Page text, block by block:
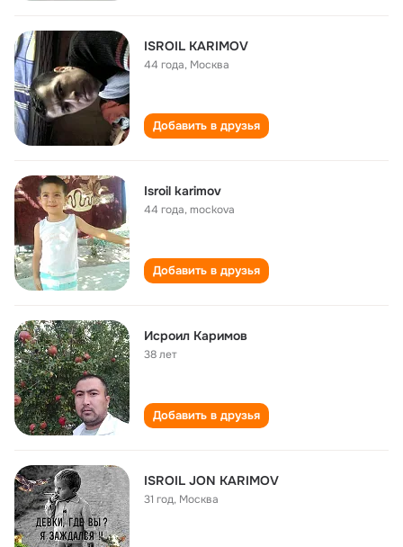
ISROIL KARIMOV
44 года, Москва
Добавить в друзья
Isroil karimov
44 года,mockova
Добавить в друзья
Исроил Каримов
38 лет
Добавить в друзья
ISROIL JON KARIMOV
31 год, Москва